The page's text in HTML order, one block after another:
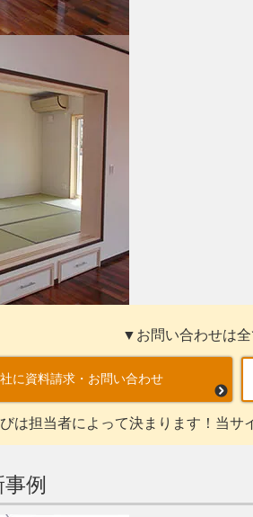
▼お問い合わせは
に資料請求・お問い合わせ
は担当者によって決まります！当サ
例